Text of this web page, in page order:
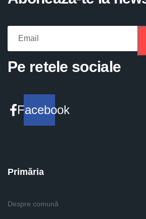
Pe retele sociale
Facebook
Primăria
Despre comună